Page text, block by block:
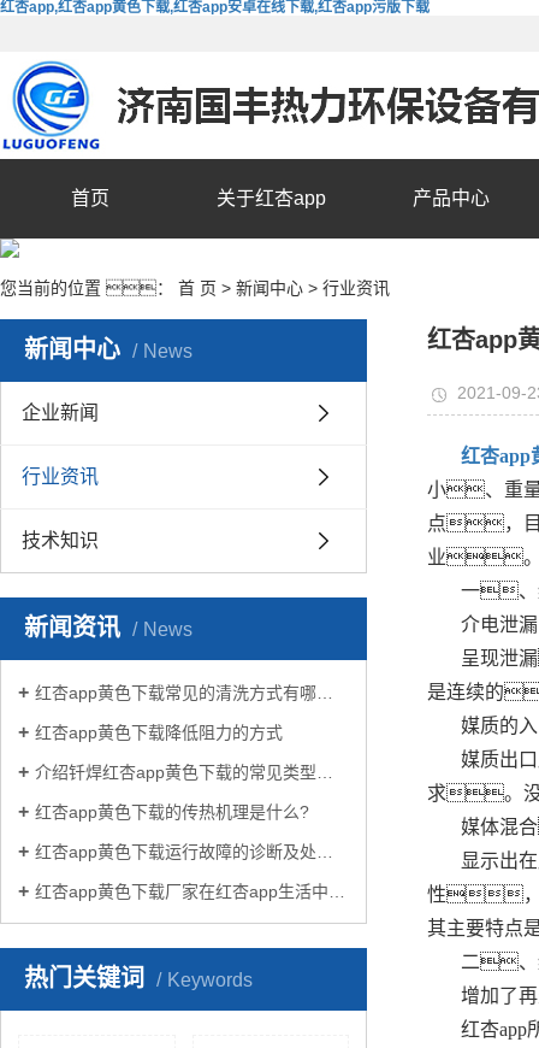
红杏app,红杏app黄色下载,红杏app安卓在线下载,红杏app污版下载
首页 关于红杏app 产品中心
您当前的位置 ： 首 页 > 新闻中心 > 行业资讯
新闻中心 News
企业新闻
行业资讯
技术知识
新闻资讯 News
红杏app黄色下载常见的清洗方式有哪些？
红杏app黄色下载降低阻力的方式
介绍钎焊红杏app黄色下载的常见类型有哪些
红杏app黄色下载的传热机理是什么?
红杏app黄色下载运行故障的诊断及处理方法
红杏app黄色下载厂家在红杏app生活中有哪些作用？
热门关键词 Keywords
红杏app
2021-09-
红杏app
小、重
点，
业。
一、
介电泄漏
呈现泄
是连续的
媒质的
媒质出
求。没
媒体混
显示出
性，
其主要特点
二、
增加了
红杏